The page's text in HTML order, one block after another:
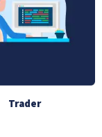
Trader